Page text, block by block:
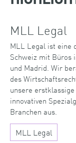
MLL Legal
MLL Legal ist eine
Schweiz mit Büros
und Madrid. Wir
des
unsere
innovativen
Branchen aus.
MLL Legal